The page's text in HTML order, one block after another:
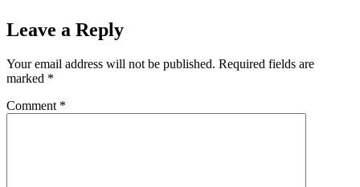
Leave a Reply
Your email address will not be published. Required fields are
marked *
Comment *